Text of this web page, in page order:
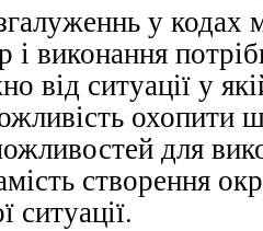
у кодах
і виконання
від ситуації у
охопити
для
створення
ситуації.